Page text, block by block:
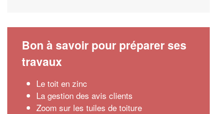
Bon à savoir pour préparer ses
travaux
Le toit en zinc
La gestion des avis clients
Zoom sur les tuiles de toiture